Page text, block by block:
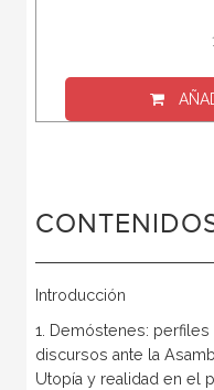
Introducción
1. Demóstenes:
discursos ante la
Utopía y realidad en el